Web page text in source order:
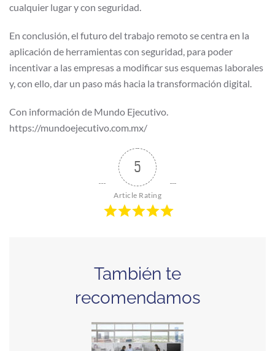
cualquier lugar y con seguridad.
En conclusión, el futuro del trabajo remoto se centra en la
aplicación de herramientas con seguridad, para poder
incentivar a las empresas a modificar sus esquemas laborales
y, con ello, dar un paso más hacia la transformación digital.
Con información de Mundo Ejecutivo.
https://mundoejecutivo.com.mx/
5
Article Rating
También te
recomendamos